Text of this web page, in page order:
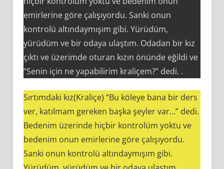
emirlerine göre çalışıyordu. Sanki onun
kontrolü altındaymışım gibi. Yürüdüm,
yürüdüm ve bir odaya ulaştım. Odadan bir kız
çıktı ve üzerimde oturan kızın önünde eğildi ve
“Senin için ne yapabilirim kraliçem?” dedi. .
Sırtımdaki kız(Kraliçe) “Bu köleye bana bir ders
ver, katılmam gereken başka şeyler var…” dedi.
Bedenim üzerinde hiçbir kontrolüm yoktu ve
bedenim onun emirlerine göre çalışıyordu.
Sanki onun kontrolü altındaymışım gibi.